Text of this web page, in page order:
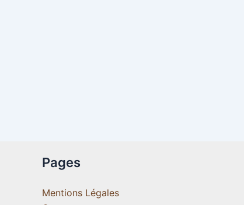
Pages
Mentions Légales